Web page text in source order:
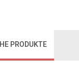
PRODUKTE